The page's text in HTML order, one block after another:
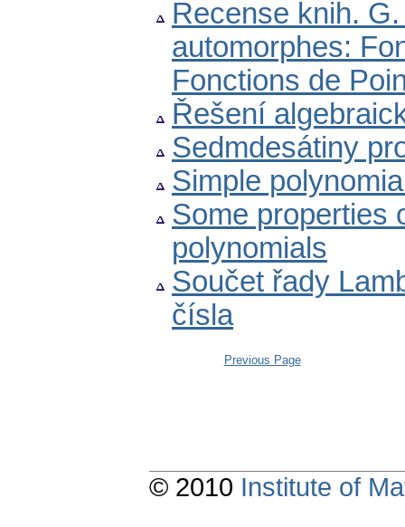
Recense knih.
automorphes:
Fonctions de
Řešení
Sedmdesátiny
Simple
Some properties
polynomials
Součet řady
čísla
Previous Page
© 2010 Institute of